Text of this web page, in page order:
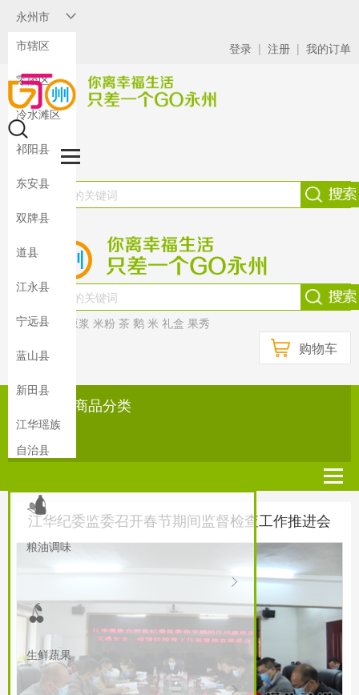
永州市
市辖区
零陵区
冷水滩区
祁阳县
东安县
双牌县
道县
江永县
宁远县
蓝山县
新田县
江华瑶族
自治县
登录 | 注册 | 我的订单
热门：茶油 原浆 米粉 茶 鹅 米 礼盒 果秀
购物车
所有商品分类
粮油调味
生鲜蔬果
江华纪委监委召开春节期间监督检查工作推进会